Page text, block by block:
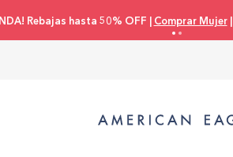
Rebajas hasta 50% OFF | Comprar Mujer|